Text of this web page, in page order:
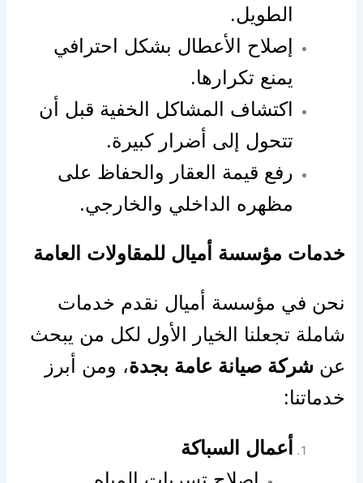
الطويل.
إصلاح الأعطال بشكل احترافي
يمنع تكرارها.
اكتشاف المشاكل الخفية قبل أن
تتحول إلى أضرار كبيرة.
رفع قيمة العقار والحفاظ على
مظهره الداخلي والخارجي.
خدمات مؤسسة أميال للمقاولات العامة
نحن في مؤسسة أميال نقدم خدمات
شاملة تجعلنا الخيار الأول لكل من يبحث
عنشركة صيانة عامة بجدة، ومن أبرز
خدماتنا:
أعمال السباكة